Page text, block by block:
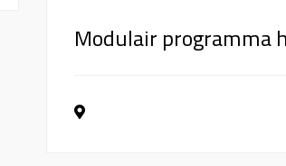
Modulair programma